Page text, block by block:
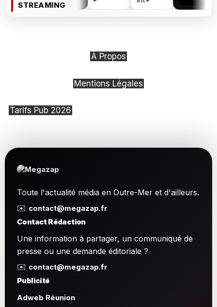
STREAMING
À Propos
Mentions Légales
Tarifs Pub 2026
Toute l'actualité média en Outre-Mer et d'ailleurs.
✉️ contact@megazap.fr
Contact Rédaction
Une information à partager, un communiqué de
presse ou une demande éditoriale ?
✉️ contact@megazap.fr
Publicité
Adweb Réunion